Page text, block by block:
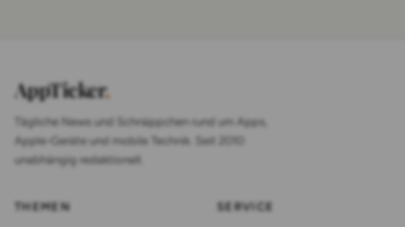
AppTicker.
Tägliche News und Schnäppchen rund um Apps,
Apple-Geräte und mobile Technik. Seit 2010
unabhängig redaktionell.
THEMEN SERVICE